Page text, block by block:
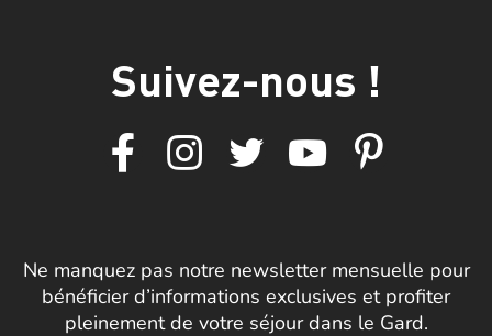
Suivez-nous !
Ne manquez pas notre newsletter mensuelle pour
bénéficier d’informations exclusives et profiter
pleinement de votre séjour dans le Gard.